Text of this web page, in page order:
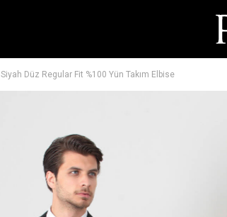
Siyah Düz Regular Fit %100 Yün Takım Elbise